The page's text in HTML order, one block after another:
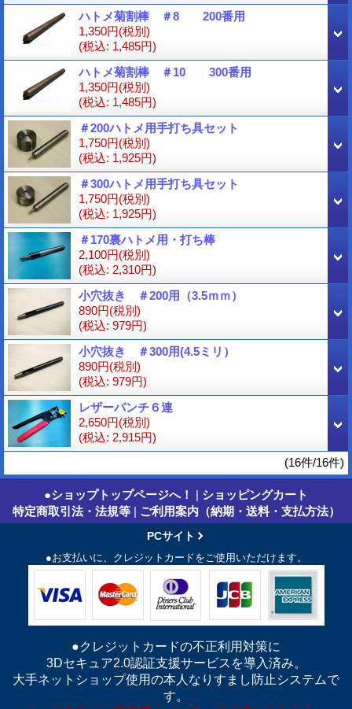
ハトメ菊割棒 ＃8 200番用
1,350円(税別)
(税込: 1,485円)
ハトメ菊割棒 ＃10 300番用
1,350円(税別)
(税込: 1,485円)
＃200ハトメ用手打ち具セット
1,750円(税別)
(税込: 1,925円)
＃300ハトメ用手打ち具セット
1,750円(税別)
(税込: 1,925円)
＃170裏ハトメ用・打ち棒
2,100円(税別)
(税込: 2,310円)
小穴抜き ＃200用（3.5ｍｍ）
890円(税別)
(税込: 979円)
小穴抜き ＃300用(4.5ミリ）
890円(税別)
(税込: 979円)
レザーパンチ６連
2,650円(税別)
(税込: 2,915円)
(16件/16件)
●ショップトップページへ！ | ショッピングカート
特定商取引法・法規等 | ご利用案内（納期・送料・支払方法）
PCサイト
●お支払いに、クレジットカードをご使用いただけます。
●クレジットカードの不正利用対策に
3Dセキュア2.0認証支援サービスを導入済み。
大手ネットショップ使用の本人なりすまし防止システムで
す。